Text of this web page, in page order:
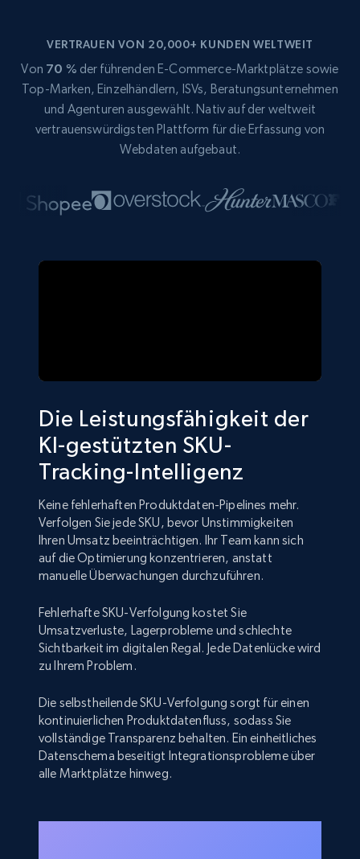
VERTRAUEN VON 20,000+ KUNDEN WELTWEIT
Von 70 % der führenden E-Commerce-Marktplätze sowie
Top-Marken, Einzelhändlern, ISVs, Beratungsunternehmen
und Agenturen ausgewählt. Nativ auf der weltweit
vertrauenswürdigsten Plattform für die Erfassung von
Webdaten aufgebaut.
Die Leistungsfähigkeit der
KI-gestützten SKU-
Tracking-Intelligenz
Keine fehlerhaften Produktdaten-Pipelines mehr.
Verfolgen Sie jede SKU, bevor Unstimmigkeiten
Ihren Umsatz beeinträchtigen. Ihr Team kann sich
auf die Optimierung konzentrieren, anstatt
manuelle Überwachungen durchzuführen.
Fehlerhafte SKU-Verfolgung kostet Sie
Umsatzverluste, Lagerprobleme und schlechte
Sichtbarkeit im digitalen Regal. Jede Datenlücke wird
zu Ihrem Problem.
Die selbstheilende SKU-Verfolgung sorgt für einen
kontinuierlichen Produktdatenfluss, sodass Sie
vollständige Transparenz behalten. Ein einheitliches
Datenschema beseitigt Integrationsprobleme über
alle Marktplätze hinweg.